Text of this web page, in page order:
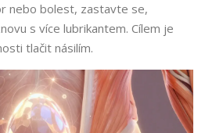
nebo bolest, zastavte se,
s více lubrikantem. Cílem je
tlačit násilím.